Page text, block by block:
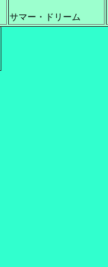
サマー・ドリーム